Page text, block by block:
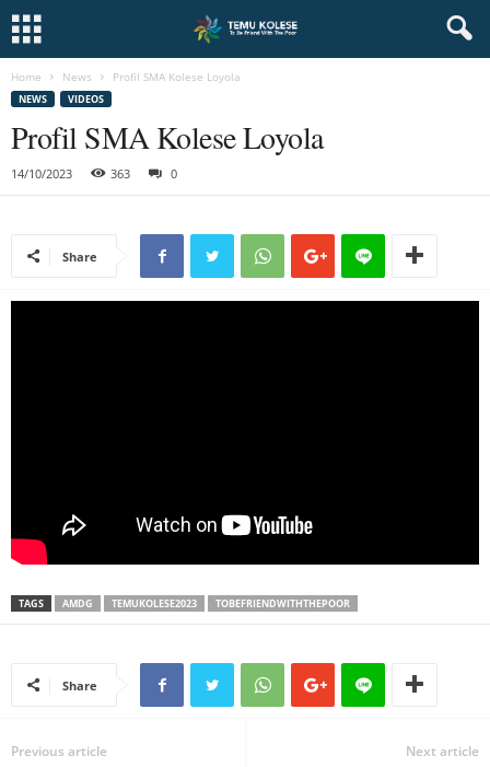
Home News Profil SMA Kolese Loyola
NEWS VIDEOS
Profil SMA Kolese Loyola
14/10/2023 363 0
Share
TAGS AMDG TEMUKOLESE2023 TOBEFRIENDWITHTHEPOOR
Share
Previous article Next article